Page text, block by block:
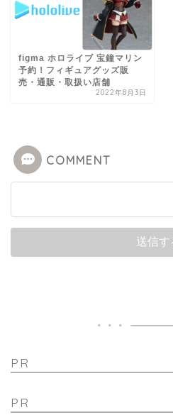
figma ホロライブ 宝鐘マリン
予約！フィギュアグッズ販
売・通販・取扱い店舗
2022年8月3日
COMMENT
PR
PR